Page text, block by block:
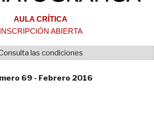
AULA CRÍTICA
INSCRIPCIÓN ABIERTA
las condiciones
69 - Febrero 2016